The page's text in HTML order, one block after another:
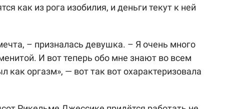
как из рога изобилия, и деньги текут к ней
– призналась девушка. – Я очень много
И вот теперь обо мне знают во всем
как оргазм», — вот так вот охарактеризовала